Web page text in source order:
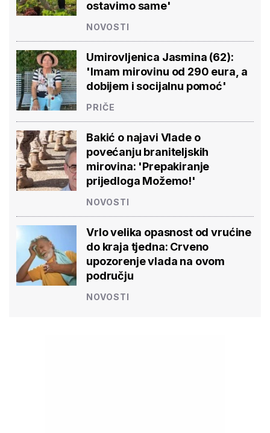
ostavimo same'
NOVOSTI
Umirovljenica Jasmina (62):
'Imam mirovinu od 290 eura, a
dobijem i socijalnu pomoć'
PRIČE
Bakić o najavi Vlade o
povećanju braniteljskih
mirovina: 'Prepakiranje
prijedloga Možemo!'
NOVOSTI
Vrlo velika opasnost od vrućine
do kraja tjedna: Crveno
upozorenje vlada na ovom
području
NOVOSTI